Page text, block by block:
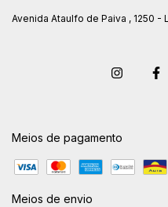
Avenida Ataulfo de Paiva , 1250 -
Meios de pagamento
Meios de envio